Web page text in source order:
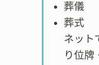
葬儀
葬式
ネット
り位牌